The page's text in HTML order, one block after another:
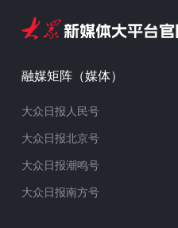
融媒矩阵（媒体）
大众日报人民号
大众日报北京号
大众日报潮鸣号
大众日报南方号